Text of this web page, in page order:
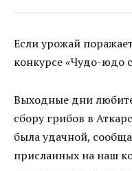
Если урожай
конкурсе «Чудо-юдо
Выходные дни
сбору грибов в
была удачной,
присланных на наш